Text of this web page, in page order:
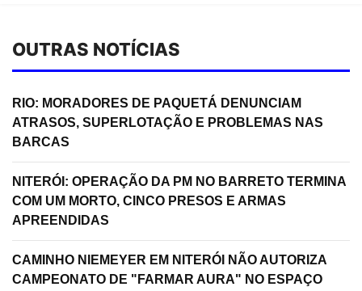
OUTRAS NOTÍCIAS
RIO: MORADORES DE PAQUETÁ DENUNCIAM
ATRASOS, SUPERLOTAÇÃO E PROBLEMAS NAS
BARCAS
NITERÓI: OPERAÇÃO DA PM NO BARRETO TERMINA
COM UM MORTO, CINCO PRESOS E ARMAS
APREENDIDAS
CAMINHO NIEMEYER EM NITERÓI NÃO AUTORIZA
CAMPEONATO DE "FARMAR AURA" NO ESPAÇO